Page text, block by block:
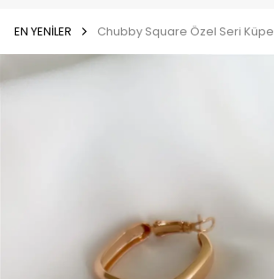
EN YENİLER Chubby Square Özel Seri Küpe